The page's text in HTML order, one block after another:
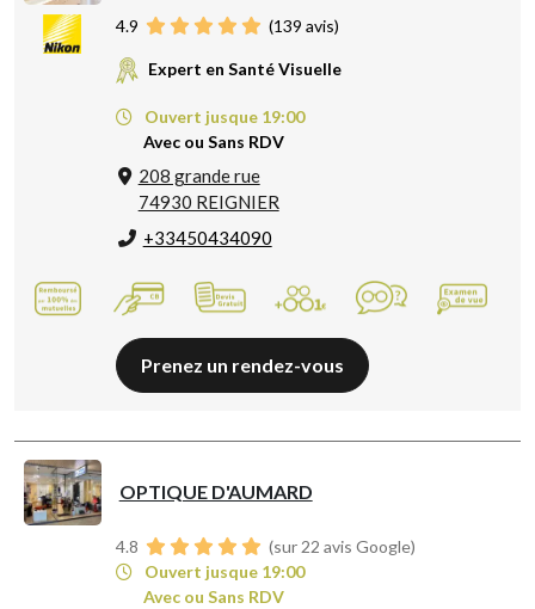
4.9 (139 avis)
Expert en Santé Visuelle
Ouvert jusque 19:00
Avec ou Sans RDV
208 grande rue
74930 REIGNIER
+33450434090
Prenez un rendez-vous
OPTIQUE D'AUMARD
4.8
(sur 22 avis Google)
Ouvert jusque 19:00
Avec ou Sans RDV